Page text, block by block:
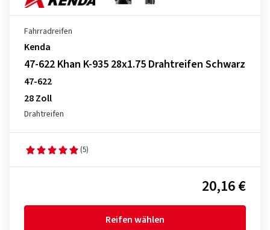
Fahrradreifen
Kenda
47-622 Khan K-935 28x1.75 Drahtreifen Schwarz
47-622
28 Zoll
Drahtreifen
(5)
20,16 €
Reifen wählen